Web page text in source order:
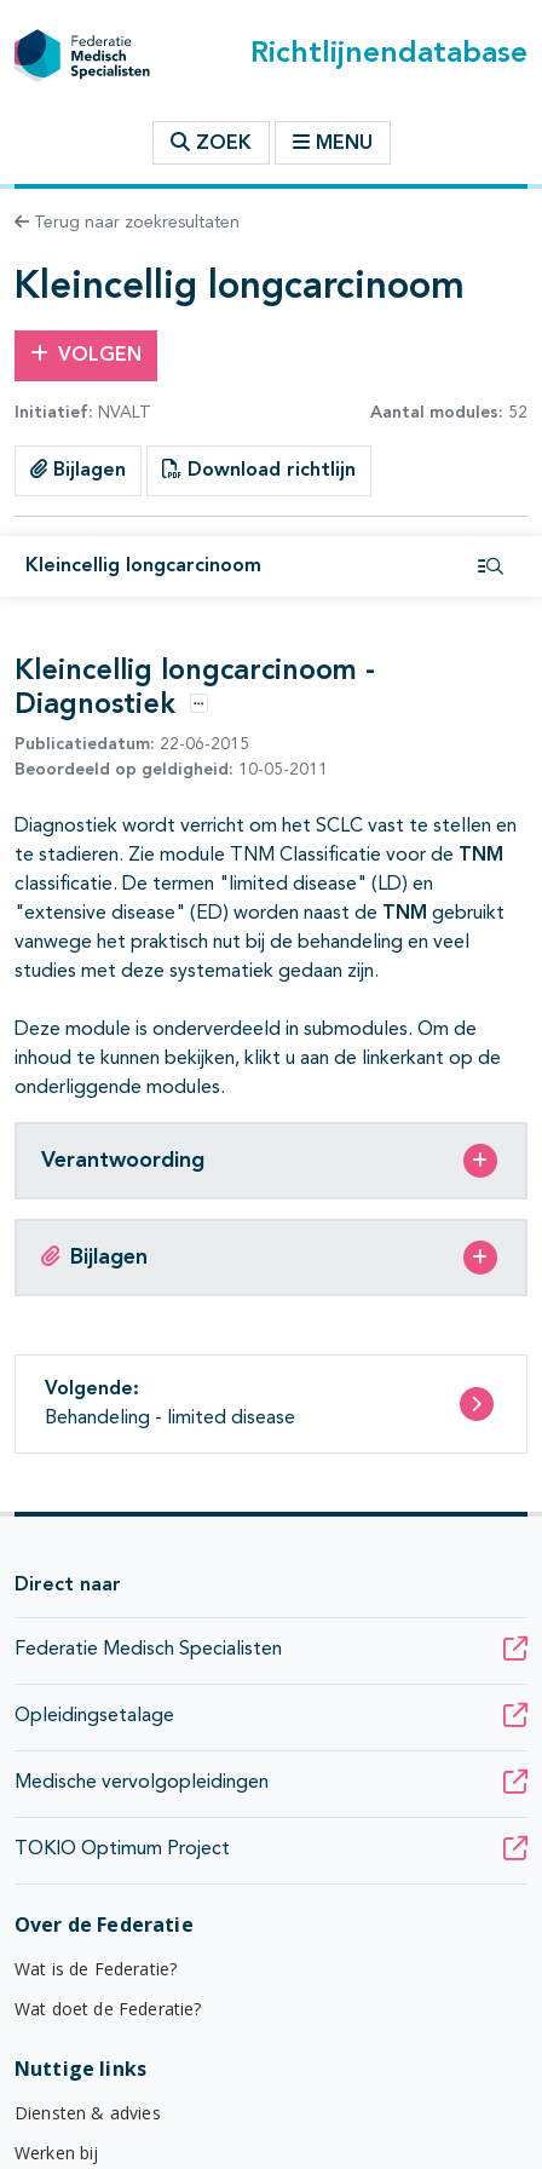
Richtlijnendatabase
ZOEK MENU
Terug naar zoekresultaten
Kleincellig longcarcinoom
VOLGEN
Initiatief: NVALT Aantal modules: 52
Bijlagen Download richtlijn
Kleincellig longcarcinoom
binnen deze richtlijn
open- en dichtklappen
open- en dichtklappen
open- en dichtklappen
open- en dichtklappen
Kleincellig longcarcinoom -
Diagnostiek
Opties
Publicatiedatum: 22-06-2015
Beoordeeld op geldigheid: 10-05-2011
Diagnostiek wordt verricht om het SCLC vast te stellen en
te stadieren. Zie module TNM Classificatie voor de
TNM
classificatie. De termen "limited disease" (LD) en
"extensive disease" (ED) worden naast de
TNM gebruikt
vanwege het praktisch nut bij de behandeling en veel
studies met deze systematiek gedaan zijn.
Deze module is onderverdeeld in submodules. Om de
inhoud te kunnen bekijken, klikt u aan de linkerkant op de
onderliggende modules.
Verantwoording
Bijlagen
Volgende:
Behandeling - limited disease
Direct naar
Federatie Medisch Specialisten
Opleidingsetalage
Medische vervolgopleidingen
TOKIO Optimum Project
Over de Federatie
Wat is de Federatie?
Wat doet de Federatie?
Nuttige links
Diensten & advies
Werken bij